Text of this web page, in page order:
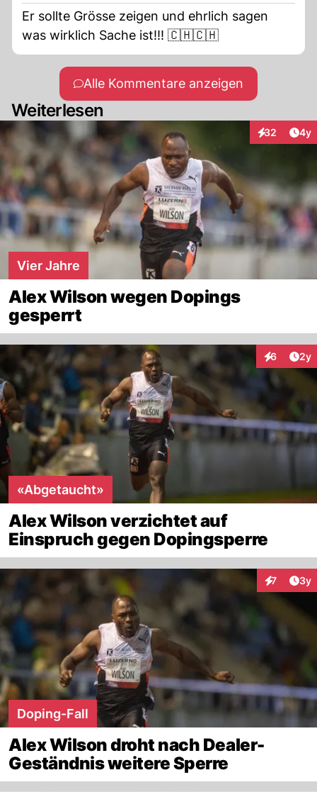
Er sollte Grösse zeigen und ehrlich sagen
was wirklich Sache ist!!! 🇨🇭🇨🇭
Alle Kommentare anzeigen
Weiterlesen
32
Interaktionen
4y
Vier Jahre
Alex Wilson wegen Dopings
gesperrt
6 2y
«Abgetaucht»
Alex Wilson verzichtet auf
Einspruch gegen Dopingsperre
7 3y
Doping-Fall
Alex Wilson droht nach Dealer-
Geständnis weitere Sperre